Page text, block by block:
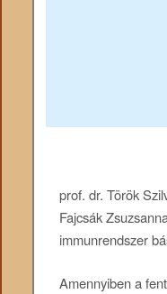
prof. dr. Török
Fajcsák
immunrendszer
Amennyiben a